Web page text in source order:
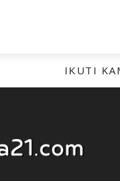
IKUTI